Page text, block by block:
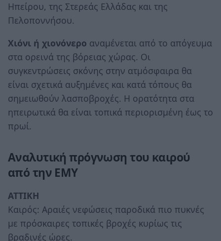
Ηπείρου, της Στερεάς Ελλάδας και της
Πελοποννήσου.
Χιόνι ή χιονόνερο αναμένεται από το απόγευμα
στα ορεινά της βόρειας χώρας. Οι
συγκεντρώσεις σκόνης στην ατμόσφαιρα θα
είναι σχετικά αυξημένες και κατά τόπους θα
σημειωθούν λασποβροχές. Η ορατότητα στα
ηπειρωτικά θα είναι τοπικά περιορισμένη έως το
πρωί.
Αναλυτική πρόγνωση του καιρού
από την ΕΜΥ
ΑΤΤΙΚΗ
Καιρός: Αραιές νεφώσεις παροδικά πιο πυκνές
με πρόσκαιρες τοπικές βροχές κυρίως τις
βραδινές ώρες.